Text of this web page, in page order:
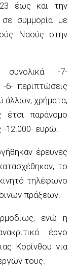
έως και την
συμμορία με
Ναούς στην
συνολικά -7-
6- περιπτώσεις
άλλων, χρήματα,
έτσι παράνομο
-12.000- ευρώ.
έρευνες
το
τηλέφωνο
πράξεων.
ενώ η
έργο
Κορίνθου για
τους.